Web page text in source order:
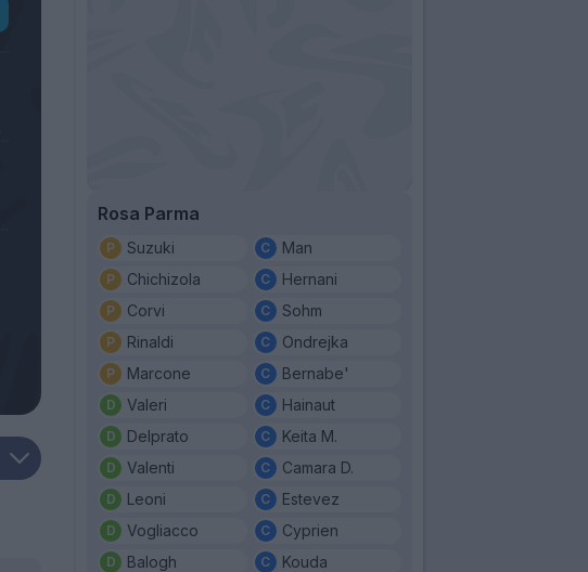
Rosa Parma
Suzuki
Chichizola
Corvi
Rinaldi
Marcone
Valeri
Delprato
Valenti
Leoni
Vogliacco
Balogh
Man
Hernani
Sohm
Ondrejka
Bernabe'
Hainaut
Keita M.
Camara D.
Estevez
Cyprien
Kouda